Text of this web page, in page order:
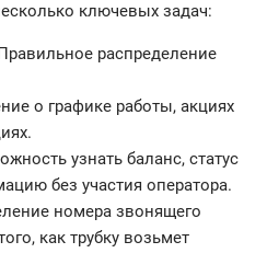
ключевых задач:
Правильное распределение
о графике работы, акциях
узнать баланс, статус
без участия оператора.
номера звонящего
как трубку возьмет